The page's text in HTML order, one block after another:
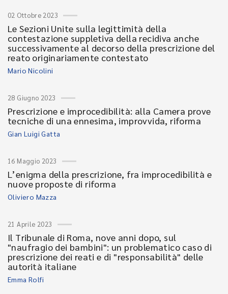
02 Ottobre 2023
Le Sezioni Unite sulla legittimità della
contestazione suppletiva della recidiva anche
successivamente al decorso della prescrizione del
reato originariamente contestato
Mario Nicolini
28 Giugno 2023
Prescrizione e improcedibilità: alla Camera prove
tecniche di una ennesima, improvvida, riforma
Gian Luigi Gatta
16 Maggio 2023
L’enigma della prescrizione, fra improcedibilità e
nuove proposte di riforma
Oliviero Mazza
21 Aprile 2023
Il Tribunale di Roma, nove anni dopo, sul
"naufragio dei bambini": un problematico caso di
prescrizione dei reati e di "responsabilità" delle
autorità italiane
Emma Rolfi